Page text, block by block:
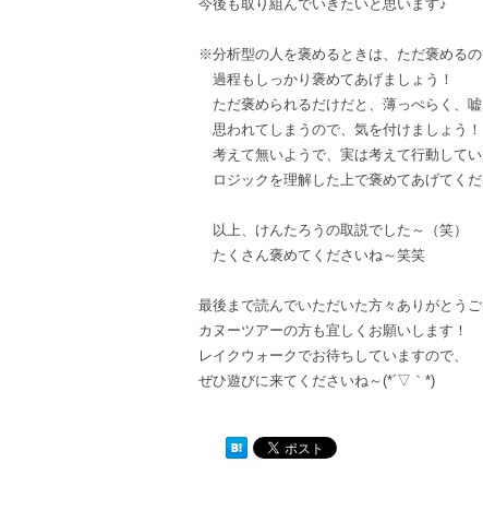
今後も取り組んでいきたいと思います♪
※分析型の人を褒めるときは、ただ褒めるの
過程もしっかり褒めてあげましょう！
ただ褒められるだけだと、薄っぺらく、嘘
思われてしまうので、気を付けましょう！
考えて無いようで、実は考えて行動してい
ロジックを理解した上で褒めてあげてくだ
以上、けんたろうの取説でした～（笑）
たくさん褒めてくださいね～笑笑
最後まで読んでいただいた方々ありがとう
カヌーツアーの方も宜しくお願いします！
レイクウォークでお待ちしていますので、
ぜひ遊びに来てくださいね～(*´▽｀*)